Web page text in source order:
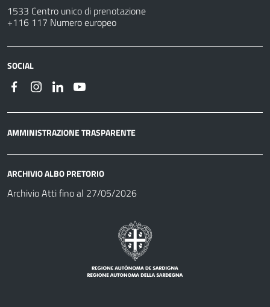
1533 Centro unico di prenotazione
+116 117 Numero europeo
SOCIAL
AMMINISTRAZIONE TRASPARENTE
ARCHIVIO ALBO PRETORIO
Archivio Atti fino al 27/05/2026